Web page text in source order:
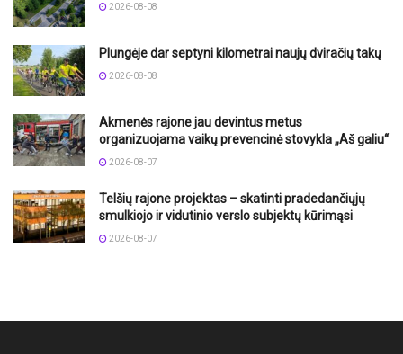
2026-08-08
Plungėje dar septyni kilometrai naujų dviračių takų
2026-08-08
Akmenės rajone jau devintus metus
organizuojama vaikų prevencinė stovykla „Aš galiu“
2026-08-07
Telšių rajone projektas – skatinti pradedančiųjų
smulkiojo ir vidutinio verslo subjektų kūrimąsi
2026-08-07